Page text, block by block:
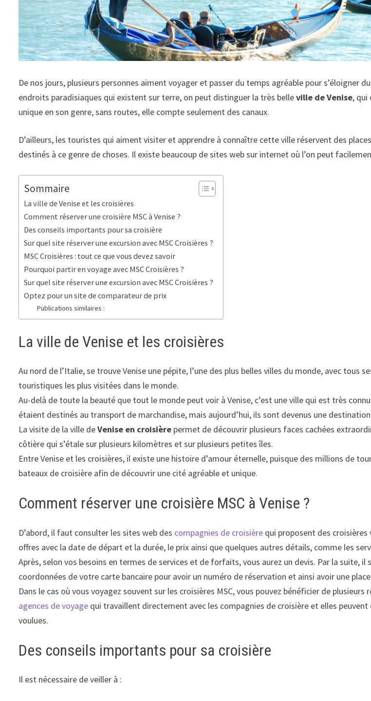
De nos jours, plusieurs personnes aiment voyager et passer du temps agréable pour
endroits paradisiaques qui existent sur terre, on peut distinguer la très belleville de Venise, qui
unique en son genre, sans routes, elle compte seulement des canaux.
D’ailleurs, les touristes qui aiment visiter et apprendre à connaître cette ville réservent des
destinés à ce genre de choses. Il existe beaucoup de sites web sur internet où l’on peut
Sommaire
La ville de Venise et les croisières
Comment réserver une croisière MSC à Venise ?
Des conseils importants pour sa croisière
Sur quel site réserver une excursion avec MSC Croisières ?
MSC Croisières : tout ce que vous devez savoir
Pourquoi partir en voyage avec MSC Croisières ?
Sur quel site réserver une excursion avec MSC Croisières ?
Optez pour un site de comparateur de prix
Publications similaires :
La ville de Venise et les croisières
Au nord de l’Italie, se trouve Venise une pépite, l’une des plus belles villes du monde, avec tous
touristiques les plus visitées dans le monde.
Au-delà de toute la beauté que tout le monde peut voir à Venise, c’est une ville qui est très
étaient destinés au transport de marchandise, mais aujourd’hui, ils sont devenus une
La visite de la ville deVenise en croisière permet de découvrir plusieurs faces cachées
côtière qui s’étale sur plusieurs kilomètres et sur plusieurs petites îles.
Entre Venise et les croisières, il existe une histoire d’amour éternelle, puisque des millions de
bateaux de croisière afin de découvrir une cité agréable et unique.
Comment réserver une croisière MSC à Venise ?
D’abord, il faut consulter les sites web des compagnies de croisière qui proposent des
offres avec la date de départ et la durée, le prix ainsi que quelques autres détails, comme les
Après, selon vos besoins en termes de services et de forfaits, vous aurez un devis. Par la suite,
coordonnées de votre carte bancaire pour avoir un numéro de réservation et ainsi avoir une
Dans le cas où vous voyagez souvent sur les croisières MSC, vous pouvez bénéficier de
agences de voyage qui travaillent directement avec les compagnies de croisière et elles
voulues.
Des conseils importants pour sa croisière
Il est nécessaire de veiller à :